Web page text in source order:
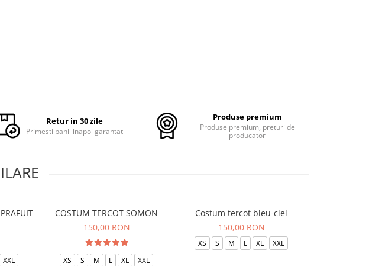
Retur in 30 zile
Primesti banii inapoi garantat
Produse premium
Produse premium, preturi de
producator
XXL
COSTUM TERCOT SOMON
150,00 RON
XS S M L XL XXL
Costum tercot bleu-ciel
150,00 RON
XS S M L XL XXL